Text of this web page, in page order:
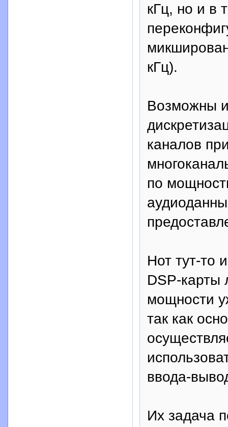
кГц, но и в
кГц).
Возможны
каналов
по
Нот тут-то
DSP-карты
мощности
так как
ввода-
Их задача